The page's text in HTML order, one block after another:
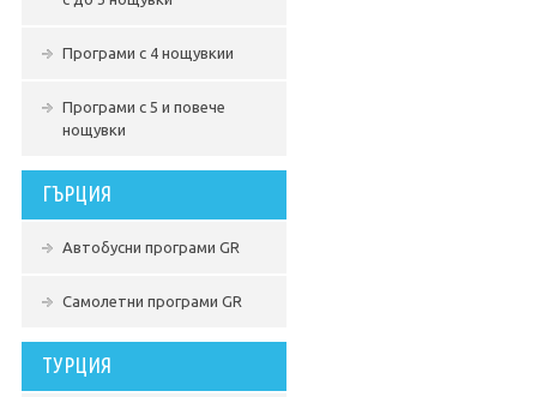
Програми с 4 нощувкии
Програми с 5 и повече
нощувки
ГЪРЦИЯ
Автобусни програми GR
Самолетни програми GR
ТУРЦИЯ